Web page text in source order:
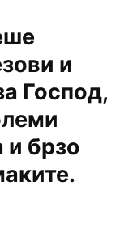
и
Господ,
и брзо